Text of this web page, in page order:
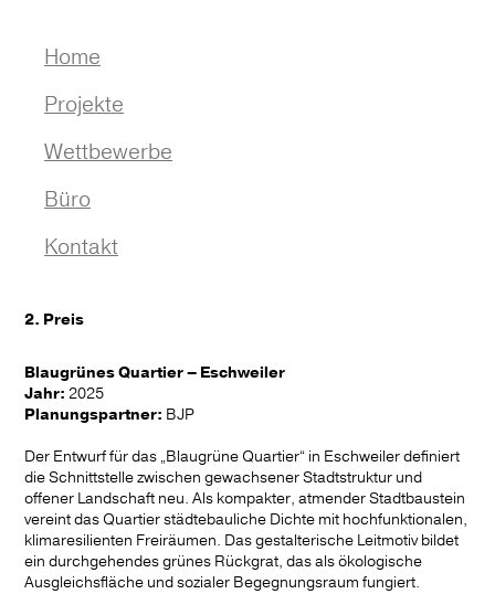
Navigation
überspringen
Home
Projekte
Auswahl
Wohnumfeld I Quartier
Park I Spiel
Sport I Kultur
Konzept I Studie
Wettbewerbe
1. Preise
Büro
Profil
Jobs
Auszeichnungen
Publikationen
News
Kontakt
2. Preis
Blaugrünes Quartier – Eschweiler
Jahr: 2025
Planungspartner: BJP
Der Entwurf für das „Blaugrüne Quartier“ in Eschweiler definiert
die Schnittstelle zwischen gewachsener Stadtstruktur und
offener Landschaft neu. Als kompakter, atmender Stadtbaustein
vereint das Quartier städtebauliche Dichte mit hochfunktionalen,
klimaresilienten Freiräumen. Das gestalterische Leitmotiv bildet
ein durchgehendes grünes Rückgrat, das als ökologische
Ausgleichsfläche und sozialer Begegnungsraum fungiert.